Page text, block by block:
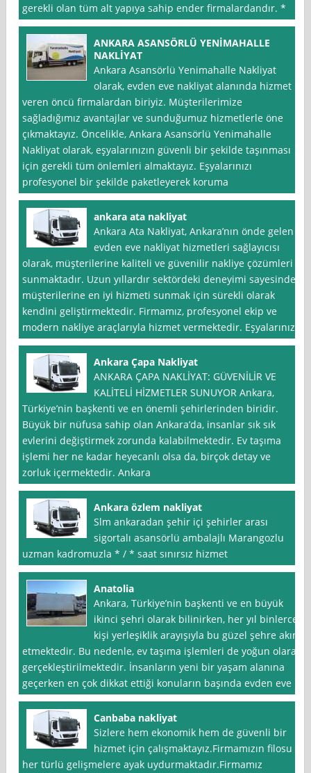
gerekli olan tüm alt yapıya sahip ender firmalardandır. *
ANKARA ASANSÖRLÜ YENİMAHALLE
NAKLİYAT
Ankara Asansörlü Yenimahalle Nakliyat
olarak, evden eve nakliyat alanında hizmet
veren öncü firmalardan biriyiz. Müşterilerimize
sağladığımız avantajlar ve sunduğumuz hizmetlerle öne
çıkmaktayız. Öncelikle, Ankara Asansörlü Yenimahalle
Nakliyat olarak, eşyalarınızın güvenli bir şekilde taşınması
için gerekli tüm önlemleri almaktayız. Eşyalarınızı
profesyonel bir şekilde paketleyerek koruma
ankara ata nakliyat
Ankara Ata Nakliyat, Ankara’nın önde gelen
evden eve nakliyat hizmetleri sağlayıcısı
olarak, müşterilerine kaliteli ve güvenilir nakliye çözümleri
sunmaktadır. Uzun yıllardır sektördeki deneyimi sayesinde,
müşterilerine en iyi hizmeti sunmak için sürekli olarak
kendini geliştirmektedir. Firmamız, profesyonel ekip ve
modern nakliye araçlarıyla hizmet vermektedir. Eşyalarınızı
Ankara Çapa Nakliyat
ANKARA ÇAPA NAKLİYAT: GÜVENİLİR VE
KALİTELİ HİZMETLER SUNUYOR Ankara,
Türkiye’nin başkenti ve en önemli şehirlerinden biridir.
Büyük bir nüfusa sahip olan Ankara’da, insanlar sık sık
evlerini değiştirmek zorunda kalabilmektedir. Ev taşıma
işlemi her ne kadar heyecanlı olsa da, birçok detay ve
zorluk içermektedir. Ankara
Ankara özlem nakliyat
Slm ankaradan şehir içi şehirler arası
sigortalı asansörlü ambalajlı Marangozlu
uzman kadromuzla * / * saat sınırsız hizmet
Anatolia
Ankara, Türkiye’nin başkenti ve en büyük
ikinci şehri olarak bilinirken, her yıl binlerce
kişi yerleşiklik arayışıyla bu güzel şehre akın
etmektedir. Bu nedenle, ev taşıma işlemleri de yoğun olarak
gerçekleştirilmektedir. İnsanların yeni bir yaşam alanına
geçerken en çok dikkat ettiği konuların başında evden eve
Canbaba nakliyat
Sizlere hem ekonomik hem de güvenli bir
hizmet için çalışmaktayız.Firmamızın filosu
her türlü gelişmelere ayak uydurmaktadır.Firmamız